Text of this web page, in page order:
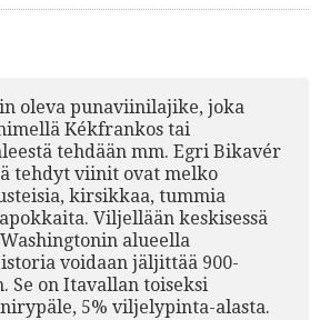
oleva punaviinilajike, joka
Kékfrankos tai
tehdään mm. Egri Bikavér
tehdyt viinit ovat melko
kirsikkaa, tummia
Viljellään keskisessä
alueella
voidaan jäljittää 900-
Se on Itavallan toiseksi
5% viljelypinta-alasta.